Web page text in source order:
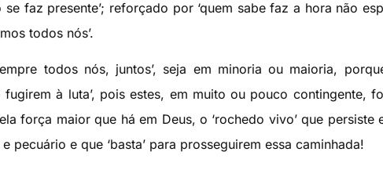
se faz presente’; reforçado por ‘quem sabe faz a hora não
todos nós’.
todos nós, juntos’, seja em minoria ou maioria,
à luta’, pois estes, em muito ou pouco contingente,
força maior que há em Deus, o ‘rochedo vivo’ que persiste
pecuário e que ‘basta’ para prosseguirem essa caminhada!